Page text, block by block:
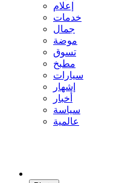
إعلام
خدمات
جمال
موضة
تسوق
مطبخ
سيارات
إشهار
أخبار
سياسة
عالمية